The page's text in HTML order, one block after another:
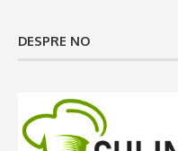
DESPRE NO